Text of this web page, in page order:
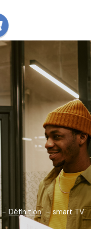
Définition smart TV